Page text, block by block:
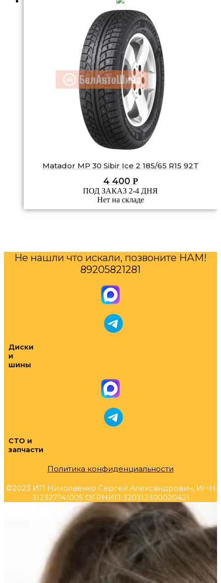
Matador MP 30 Sibir Ice 2 185/65 R15 92T
4 400 Р
ПОД ЗАКАЗ 2-4 ДНЯ
Нет на складе
Не нашли что искали, позвоните НАМ!
89205821281
Диски
и
шины
СТО и
запчасти
Политика конфиденциальности
©2023 ИП Николаенко Сергей Александрович, ИНН
312327741005 ОГРНИП 320312300020421